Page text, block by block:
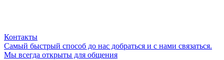
Контакты
Самый быстрый способ до нас добраться и с нами связаться.
Мы всегда открыты для общения